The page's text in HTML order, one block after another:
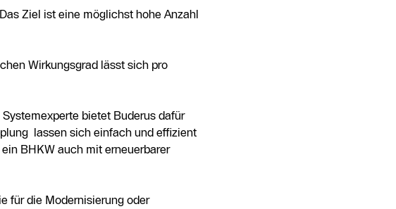
Ziel ist eine möglichst hohe Anzahl
Wirkungsgrad lässt sich pro
bietet Buderus dafür
lassen sich einfach und effizient
BHKW auch mit erneuerbarer
für die Modernisierung oder